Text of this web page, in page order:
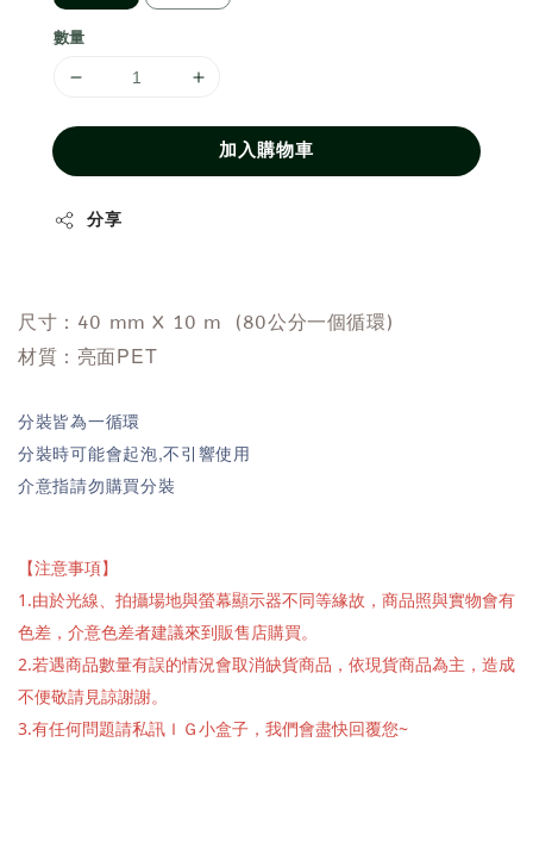
數量
加入購物車
分享
尺寸：40 mm X 10 m (80公分一個循環)
材質：亮面PET
分裝皆為一循環
分裝時可能會起泡,不引響使用
介意指請勿購買分裝
【注意事項】
1.由於光線、拍攝場地與螢幕顯示器不同等緣故，商品照與實物會有
色差，介意色差者建議來到販售店購買。
2.若遇商品數量有誤的情況會取消缺貨商品，依現貨商品為主，造成
不便敬請見諒謝謝。
3.有任何問題請私訊ＩＧ小盒子，我們會盡快回覆您~